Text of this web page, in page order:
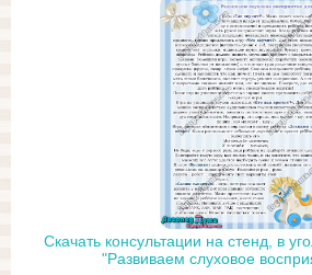
Скачать консультации на стенд, в
"Развиваем слуховое